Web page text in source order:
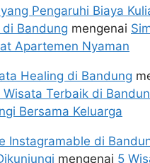
Pengaruhi Biaya
Bandung mengenai
Apartemen Nyaman
Healing di Bandung
Wisata Terbaik di
Bersama Keluarga
Instagramable di
mengenai 5